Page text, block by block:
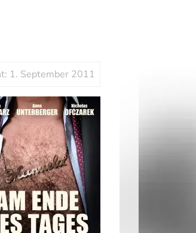
1. September 2011